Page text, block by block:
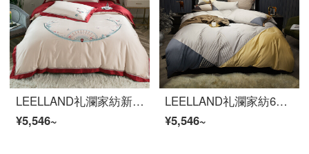
LEELLAND礼瀾家紡新中国式刺繍60本の綿綿綿綿綿綿綿綿綿綿刺繍ベッドの上に4つのセットの純綿布団カバー4つのセットの夏みかん1.5-1.8メートルベッド/200*230 cm
¥5,546~
LEELLAND礼瀾家紡60本の綿の軽い贅沢な刺繍のつぎはぎ細工の全綿のベッドの上で4つのセットの純綿のベッドの品物のセットのアイリン-黄は墨の1.5-1.8メートルのベッドを配合します/200*230 cm布団カバー
¥5,546~